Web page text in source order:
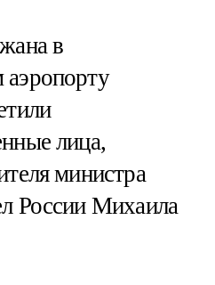
в
лица,
министра
России Михаила